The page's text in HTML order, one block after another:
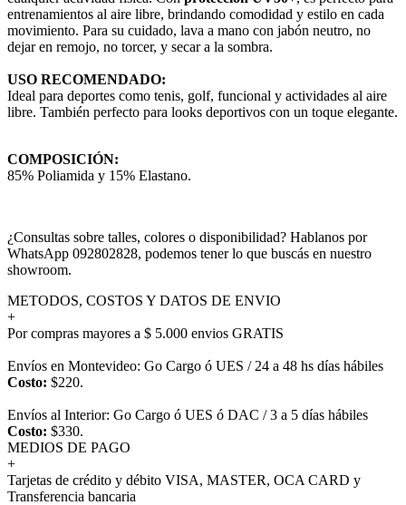
entrenamientos al aire libre, brindando comodidad y estilo en cada
movimiento. Para su cuidado, lava a mano con jabón neutro, no
dejar en remojo, no torcer, y secar a la sombra.
USO RECOMENDADO:
Ideal para deportes como tenis, golf, funcional y actividades al aire
libre. También perfecto para looks deportivos con un toque elegante.
COMPOSICIÓN:
85% Poliamida y 15% Elastano.
¿Consultas sobre talles, colores o disponibilidad? Hablanos por
WhatsApp 092802828, podemos tener lo que buscás en nuestro
showroom.
METODOS, COSTOS Y DATOS DE ENVIO
+
Por compras mayores a $ 5.000 envios GRATIS
Envíos en Montevideo: Go Cargo ó UES / 24 a 48 hs días hábiles
Costo: $220.
Envíos al Interior: Go Cargo ó UES ó DAC / 3 a 5 días hábiles
Costo: $330.
MEDIOS DE PAGO
+
Tarjetas de crédito y débito VISA, MASTER, OCA CARD y
Transferencia bancaria